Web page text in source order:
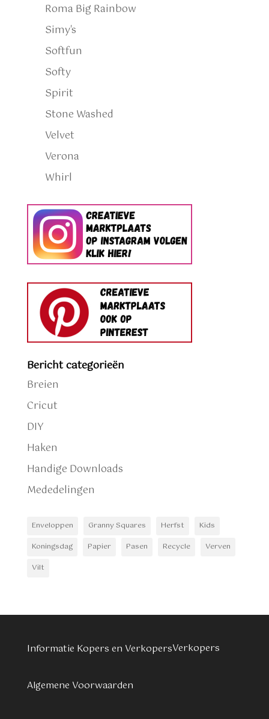
Roma Big Rainbow
Simy's
Softfun
Softy
Spirit
Stone Washed
Velvet
Verona
Whirl
Bericht categorieën
Breien
Cricut
DIY
Haken
Handige Downloads
Mededelingen
Enveloppen Granny Squares Herfst
Kids
Koningsdag
Papier Pasen Recycle
Verven
Vilt
Informatie Kopers en VerkopersVerkopers
Algemene Voorwaarden